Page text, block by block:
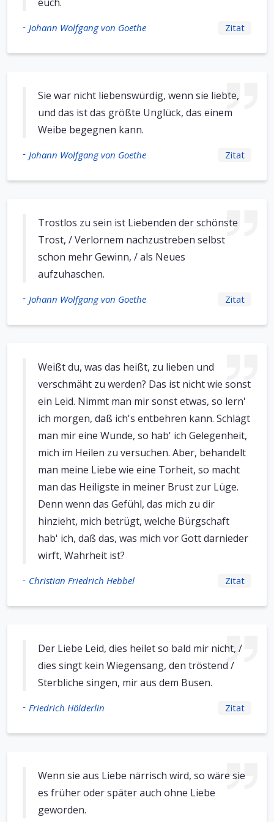
- Johann Wolfgang von Goethe Zitat
Sie war nicht liebenswürdig, wenn sie liebte,
und das ist das größte Unglück, das einem
Weibe begegnen kann.
- Johann Wolfgang von Goethe Zitat
Trostlos zu sein ist Liebenden der schönste
Trost, / Verlornem nachzustreben selbst
schon mehr Gewinn, / als Neues
aufzuhaschen.
- Johann Wolfgang von Goethe Zitat
Weißt du, was das heißt, zu lieben und
verschmäht zu werden? Das ist nicht wie sonst
ein Leid. Nimmt man mir sonst etwas, so lern'
ich morgen, daß ich's entbehren kann. Schlägt
man mir eine Wunde, so hab' ich Gelegenheit,
mich im Heilen zu versuchen. Aber, behandelt
man meine Liebe wie eine Torheit, so macht
man das Heiligste in meiner Brust zur Lüge.
Denn wenn das Gefühl, das mich zu dir
hinzieht, mich betrügt, welche Bürgschaft
hab' ich, daß das, was mich vor Gott darnieder
wirft, Wahrheit ist?
- Christian Friedrich Hebbel Zitat
Der Liebe Leid, dies heilet so bald mir nicht, /
dies singt kein Wiegensang, den tröstend /
Sterbliche singen, mir aus dem Busen.
- Friedrich Hölderlin Zitat
Wenn sie aus Liebe närrisch wird, so wäre sie
es früher oder später auch ohne Liebe
geworden.